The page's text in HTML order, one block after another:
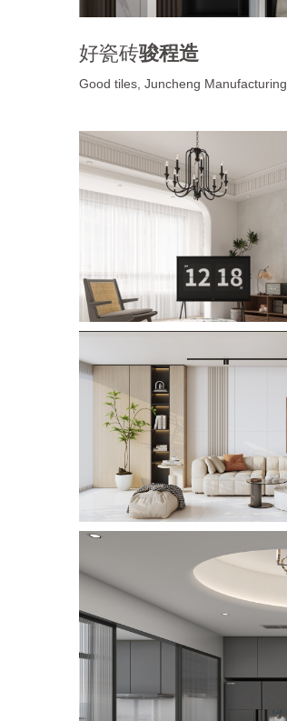
好瓷砖骏程造
Good tiles, Juncheng Manufacturing